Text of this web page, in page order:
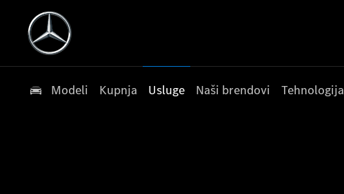
Modeli Kupnja Usluge Naši brendovi Tehnologija